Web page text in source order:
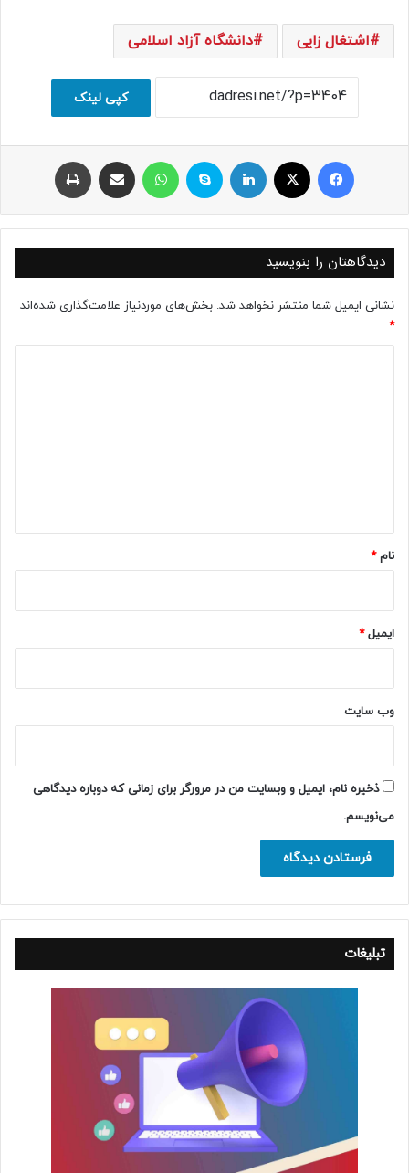
اشتغال زایی دانشگاه آزاد اسلامی
کپی لینک
فیسبوک ایکس لینکداین اسکایپ اشتراک با ایمیل
دیدگاهتان را بنویسید
نشانی ایمیل شما منتشر نخواهد شد. بخش‌های موردنیاز علامت‌گذاری شده‌اند
*
نام*
ایمیل*
وب‌ سایت
ذخیره نام، ایمیل و وبسایت من در مرورگر برای زمانی که دوباره دیدگاهی
می‌نویسم.
تبلیغات